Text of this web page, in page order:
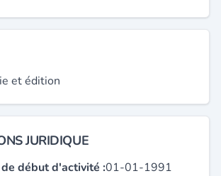
et édition
JURIDIQUE
début d'activité :01-01-1991